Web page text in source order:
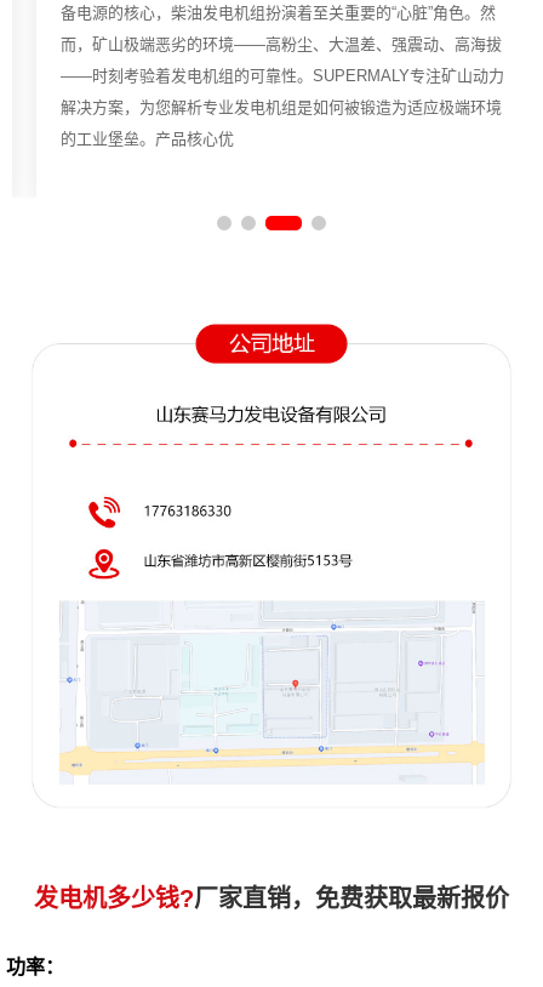
备电源的核心，柴油发电机组扮演着至关重要的“心脏”角色。然
而，矿山极端恶劣的环境——高粉尘、大温差、强震动、高海拔
——时刻考验着发电机组的可靠性。SUPERMALY专注矿山动力
解决方案，为您解析专业发电机组是如何被锻造为适应极端环境
的工业堡垒。产品核心优
发电机多少钱?厂家直销，免费获取最新报价
功率：